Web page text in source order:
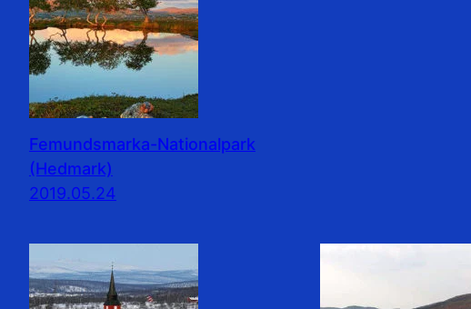
Femundsmarka-Nationalpark
(Hedmark)
2019.05.24